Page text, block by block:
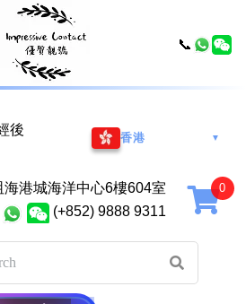
後
香港 ▼
海港城海洋中心6樓604室
(+852) 9888 9311
📞